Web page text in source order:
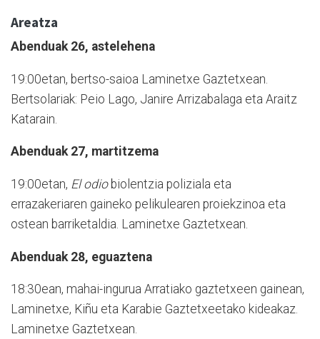
Areatza
Abenduak 26, astelehena
19:00etan, bertso-saioa Laminetxe Gaztetxean.
Bertsolariak: Peio Lago, Janire Arrizabalaga eta Araitz
Katarain.
Abenduak 27, martitzema
19:00etan, El odiobiolentzia poliziala eta
errazakeriaren gaineko pelikulearen proiekzinoa eta
ostean barriketaldia. Laminetxe Gaztetxean.
Abenduak 28, eguaztena
18:30ean, mahai-ingurua Arratiako gaztetxeen gainean,
Laminetxe, Kiñu eta Karabie Gaztetxeetako kideakaz.
Laminetxe Gaztetxean.